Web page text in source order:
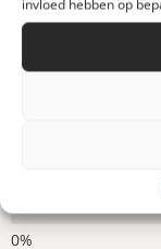
invloed hebben op